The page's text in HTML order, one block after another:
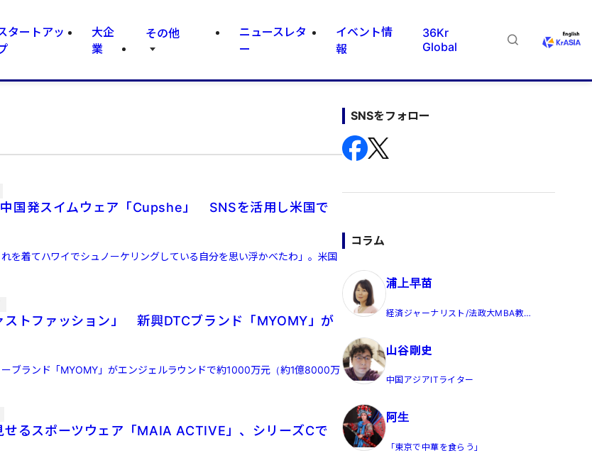
タートアッ
大企
業
その他
ニュースレタ
ー
イベント情
報
36Kr
Global
国発スイムウェア「Cupshe」 SNSを活用し米国で
を着てハワイでシュノーケリングしている自分を思い浮かべたわ」。米国
ストファッション」 新興DTCブランド「MYOMY」が
ブランド「MYOMY」がエンジェルラウンドで約1000万元（約1億8000万
せるスポーツウェア「MAIA ACTIVE」、シリーズCで
SNSをフォロー
コラム
浦上早苗
経済ジャーナリスト/法政大MBA教
山谷剛史
中国アジアITライター
阿生
「東京で中華を食らう」